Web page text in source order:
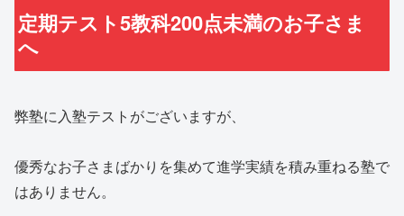
定期テスト5教科200点未満のお子さま
へ
弊塾に入塾テストがございますが、
優秀なお子さまばかりを集めて進学実績を積み重ねる塾で
はありません。